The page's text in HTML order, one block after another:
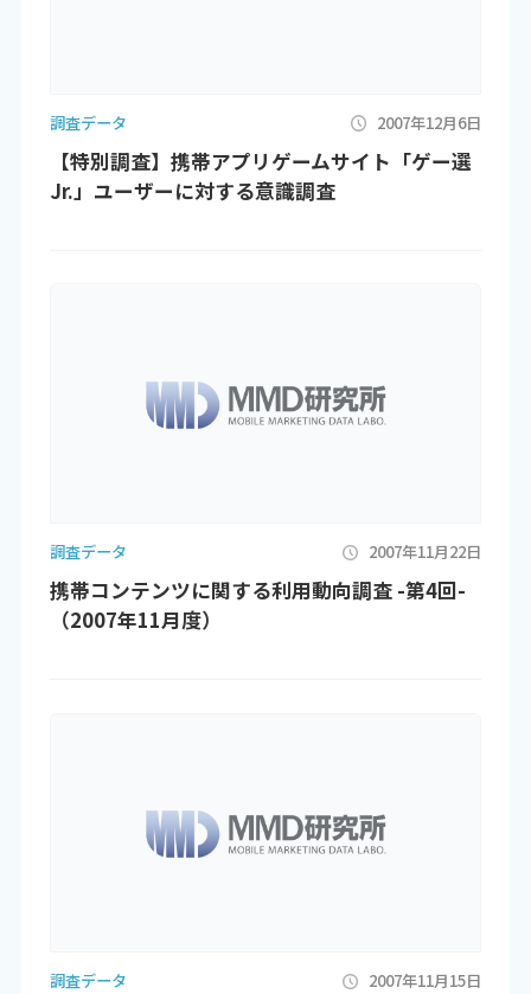
調査データ 2007年12月6日
【特別調査】携帯アプリゲームサイト「ゲー選
Jr.」ユーザーに対する意識調査
調査データ 2007年11月22日
携帯コンテンツに関する利用動向調査 -第4回-
（2007年11月度）
調査データ 2007年11月15日